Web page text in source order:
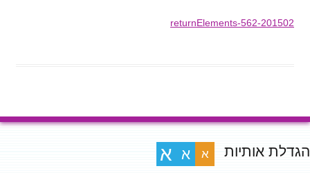
201502-returnElements-562
הגדלת אותיות א א א